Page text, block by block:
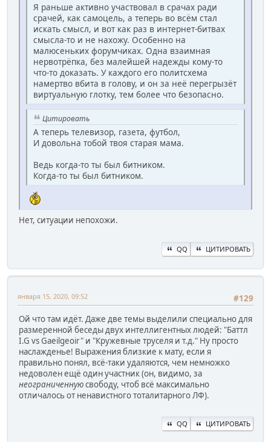
Я раньше активно участвовал в срачах ради
срачей, как самоцель, а теперь во всём стал
искать смысл, и вот как раз в интернет-битвах
смысла-то и не нахожу. Особенно на
малюсеньких форумчиках. Одна взаимная
нервотрёпка, без малейшей надежды кому-то
что-то доказать. У каждого его политсхема
намертво вбита в голову, и он за неё перегрызёт
виртуальную глотку, тем более что безопасно.
Цитировать
А теперь телевизор, газета, футбол,
И довольна тобой твоя старая мама.
Ведь когда-то ты был битником.
Когда-то ты был битником.
Нет, ситуации непохожи.
QQ ЦИТИРОВАТЬ
#129
января 15, 2020, 09:52
Ой что там идёт. Даже две темы выделили специально для
размеренной беседы двух интеллигентных людей: "Баттл
I.G vs Gaeilgeoir" и "Кружевные труселя и т.д." Ну просто
наслажденье! Выражения близкие к мату, если я
правильно понял, всё-таки удаляются, чем немножко
недоволен ещё один участник (он, видимо, за
неограниченнуюсвободу, чтоб всё максимально
отличалось от ненавистного тоталитарного ЛФ).
QQ ЦИТИРОВАТЬ